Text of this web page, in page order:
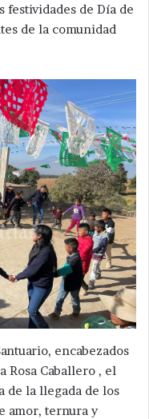
festividades de Día de
de la comunidad
encabezados
Rosa Caballero , el
de la llegada de los
amor, ternura y